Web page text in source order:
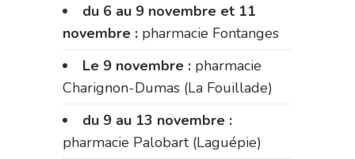
du 6 au 9 novembre et 11
novembre : pharmacie Fontanges
Le 9 novembre : pharmacie
Charignon-Dumas (La Fouillade)
du 9 au 13 novembre :
pharmacie Palobart (Laguépie)